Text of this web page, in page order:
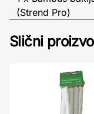
(Strend Pro)
Slični